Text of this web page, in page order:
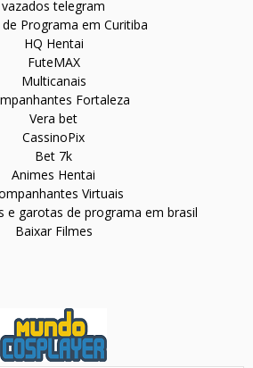
vazados telegram
Programa em Curitiba
HQ Hentai
FuteMAX
Multicanais
Fortaleza
Vera bet
CassinoPix
Bet 7k
Animes Hentai
Virtuais
e garotas de programa em brasil
Baixar Filmes